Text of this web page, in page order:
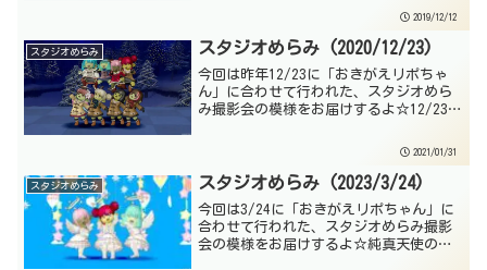
を使った鬼ごっこ（かくれんぼ）だった
り、災厄の王やダークドレアム、もしく
は防衛軍などのバトルだ...
2019/12/12
スタジオめらみ スタジオめらみ (2020/12/23)
今回は昨年12/23に「おきがえリポちゃ
ん」に合わせて行われた、スタジオめら
み撮影会の模様をお届けするよ☆12/23☆
リリースされた当日に登場した「ダッフ
ルセーラーセット」は、セーラーカラー
と短いスカ...
2021/01/31
スタジオめらみ スタジオめらみ (2023/3/24)
今回は3/24に「おきがえリポちゃん」に
合わせて行われた、スタジオめらみ撮影
会の模様をお届けするよ☆純真天使のド